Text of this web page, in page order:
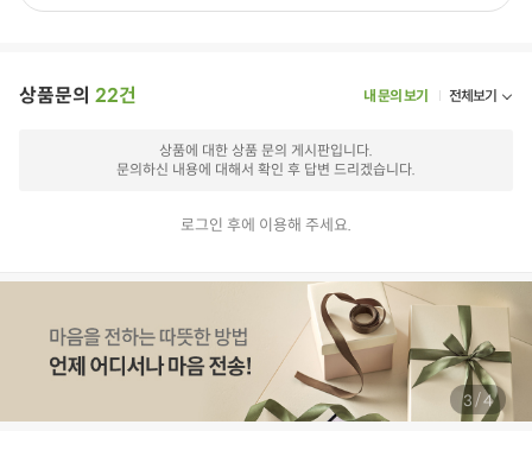
상품문의 22건 내 문의 보기 전체보기
상품에 대한 상품 문의 게시판입니다.
문의하신 내용에 대해서 확인 후 답변 드리겠습니다.
로그인 후에 이용해 주세요.
4 /4